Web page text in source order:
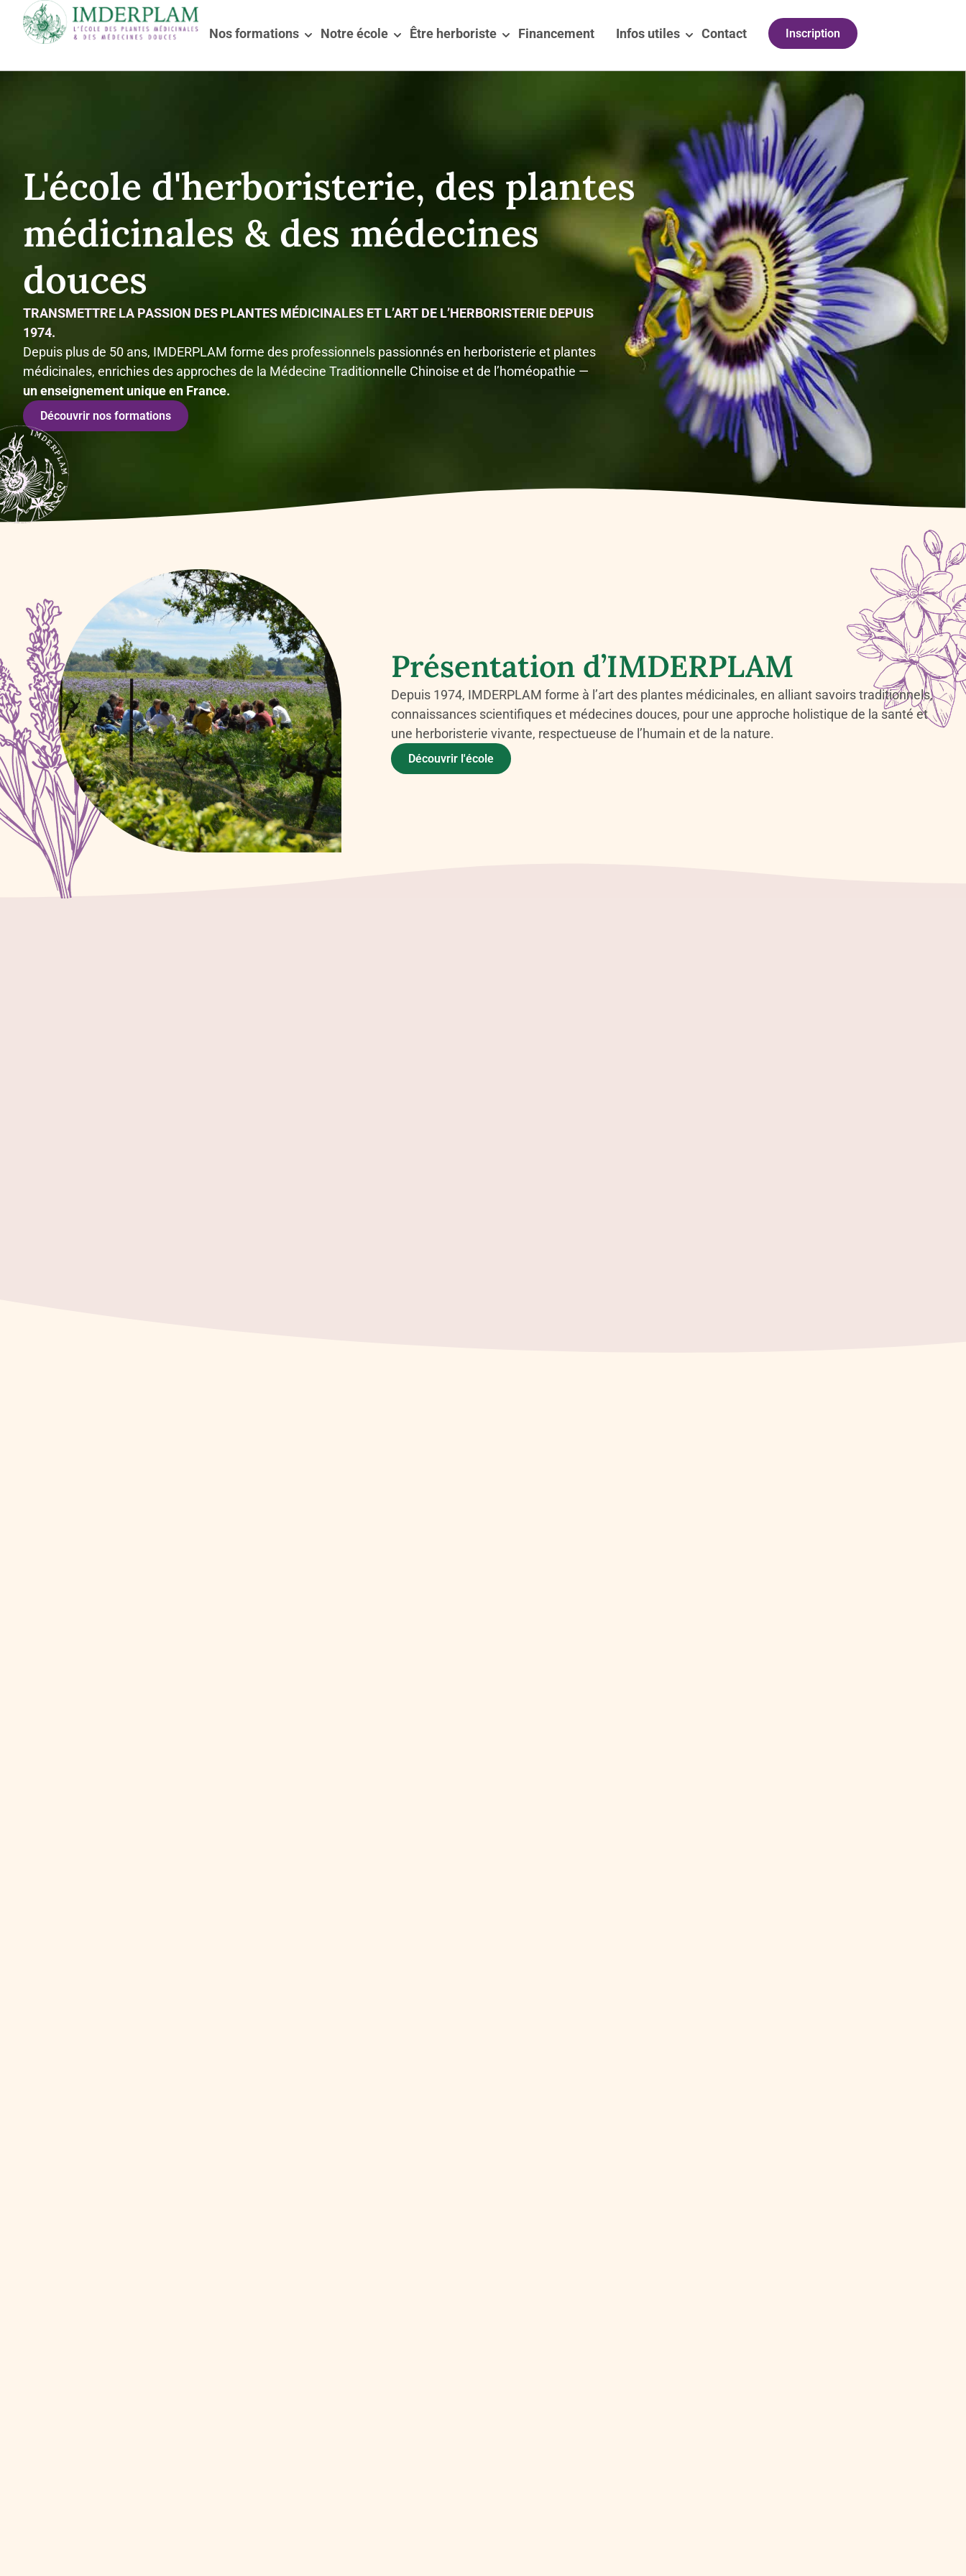
Nos formations Notre école Être herboriste Financement Infos utiles Contact Inscription
L'école d'herboristerie, des plantes
médicinales & des médecines
douces
TRANSMETTRE LA PASSION DES PLANTES MÉDICINALES ET L’ART DE L’HERBORISTERIE DEPUIS
1974.
Depuis plus de 50 ans, IMDERPLAM forme des professionnels passionnés en herboristerie et plantes
médicinales, enrichies des approches de la Médecine Traditionnelle Chinoise et de l’homéopathie —
un enseignement unique en France.
Découvrir nos formations
Présentation d’IMDERPLAM
Depuis 1974, IMDERPLAM forme à l’art des plantes médicinales, en alliant savoirs traditionnels,
connaissances scientifiques et médecines douces, pour une approche holistique de la santé et
une herboristerie vivante, respectueuse de l’humain et de la nature.
Découvrir l'école